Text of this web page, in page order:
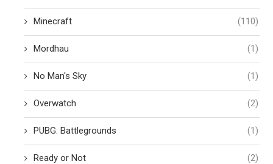
Minecraft (110)
Mordhau (1)
No Man's Sky (1)
Overwatch (2)
PUBG: Battlegrounds (1)
Ready or Not (2)